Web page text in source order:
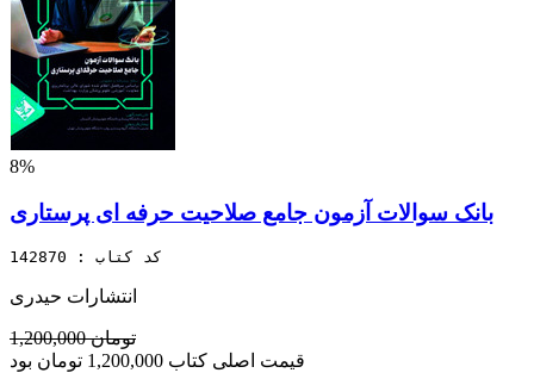
8%
بانک سوالات آزمون جامع صلاحیت حرفه ای پرستاری
کد کتاب : 142870
انتشارات حیدری
1,200,000 تومان
قیمت اصلی کتاب 1,200,000 تومان بود